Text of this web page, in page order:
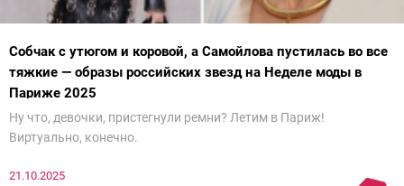
Собчак с утюгом и коровой, а Самойлова пустилась во все
тяжкие — образы российских звезд на Неделе моды в
Париже 2025
Ну что, девочки, пристегнули ремни? Летим в Париж!
Виртуально, конечно.
21.10.2025